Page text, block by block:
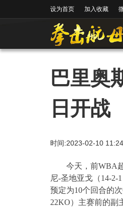
设为首页 加入收藏
巴里奥
日开战
时间:2023-02-10
今天，前WBA
尼-圣地亚戈（14-2-1
预定为10个回合的
22KO）主赛前的副